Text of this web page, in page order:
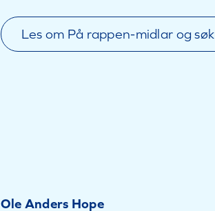
Les om På rappen-midlar og søk
Ole Anders Hope